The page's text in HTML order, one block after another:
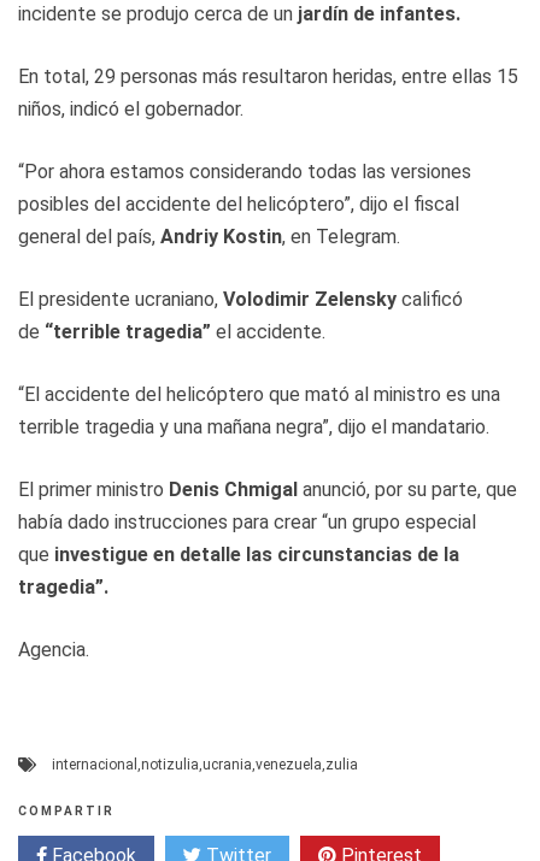
incidente se produjo cerca de un jardín de infantes.
En total, 29 personas más resultaron heridas, entre ellas 15
niños, indicó el gobernador.
“Por ahora estamos considerando todas las versiones
posibles del accidente del helicóptero”, dijo el fiscal
general del país, Andriy Kostin, en Telegram.
El presidente ucraniano, Volodimir Zelensky calificó
de “terrible tragedia” el accidente.
“El accidente del helicóptero que mató al ministro es una
terrible tragedia y una mañana negra”, dijo el mandatario.
El primer ministro Denis Chmigal anunció, por su parte, que
había dado instrucciones para crear “un grupo especial
que investigue en detalle las circunstancias de la
tragedia”.
Agencia.
internacional ,notizulia,ucrania,venezuela,zulia
COMPARTIR
Facebook Twitter Pinterest